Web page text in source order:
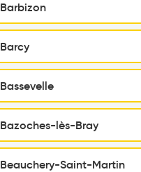
Barbizon
Barcy
Bassevelle
Bazoches-lès-Bray
Beauchery-Saint-Martin